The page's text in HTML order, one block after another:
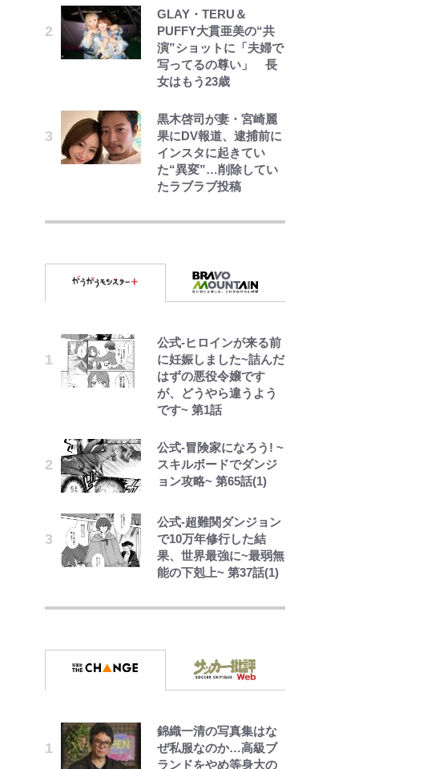
GLAY・TERU＆
PUFFY大貫亜美の“共
演”ショットに「夫婦で
写ってるの尊い」 長
女はもう23歳
黒木啓司が妻・宮崎麗
果にDV報道、逮捕前に
インスタに起きてい
た“異変”…削除してい
たラブラブ投稿
でっかい男になりたい
回転寿司の流儀
公式-ヒロインが来る前
に妊娠しました~詰んだ
はずの悪役令嬢です
が、どうやら違うよう
です~ 第1話
公式-冒険家になろう! ~
スキルボードでダンジ
ョン攻略~ 第65話(1)
公式-超難関ダンジョン
で10万年修行した結
果、世界最強に~最弱無
能の下剋上~ 第37話(1)
増えすぎたギアを棚卸
ル」再構築でわかった
「本当に必要な7つの道
具」とは
荒々しい「火山帯」の
一端にいることを体
感！ 登頂約10分でも大
錦織一清の写真集はな
ぜ私服なのか…高級ブ
ランドをやめ等身大の